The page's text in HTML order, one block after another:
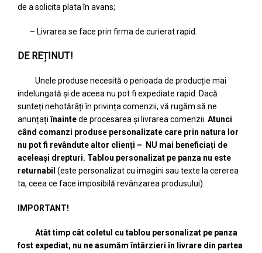
de a solicita plata în avans;
– Livrarea se face prin firma de curierat rapid.
DE REȚINUT!
Unele produse necesită o perioada de producție mai
indelungată și de aceea nu pot fi expediate rapid. Dacă
sunteți nehotărâți în privința comenzii, vă rugăm să ne
anunțațiînaintede procesarea și livrarea comenzii. Atunci
când comanzi produse personalizate care prin natura lor
nu pot fi revândute altor clienți – NU mai beneficiați de
aceleași drepturi. Tablou personalizat pe panza nu este
returnabil (este personalizat cu imagini sau texte la cererea
ta, ceea ce face imposibilă revânzarea produsului).
IMPORTANT!
Atât timp cât coletul cu tablou personalizat pe panza
fost expediat, nu ne asumăm întârzieri în livrare din partea